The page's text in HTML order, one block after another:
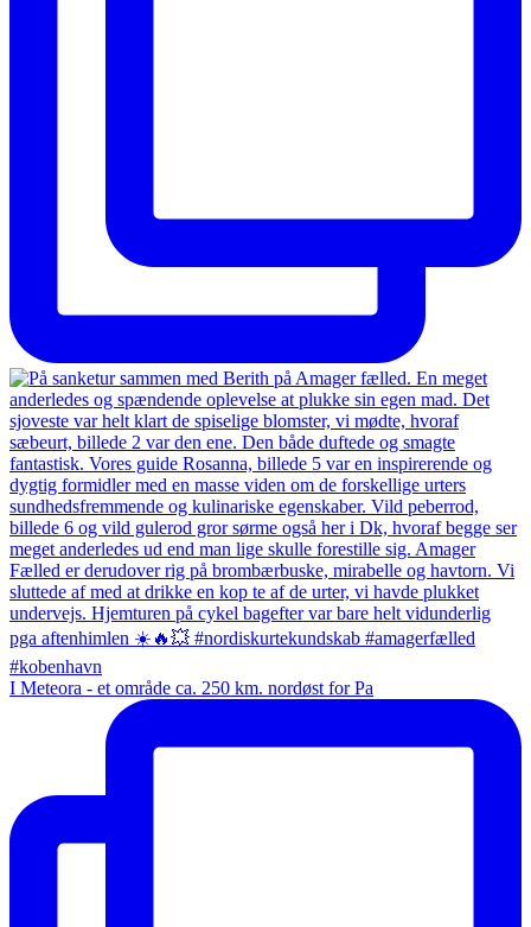
I Meteora - et område ca. 250 km. nordøst for Pa